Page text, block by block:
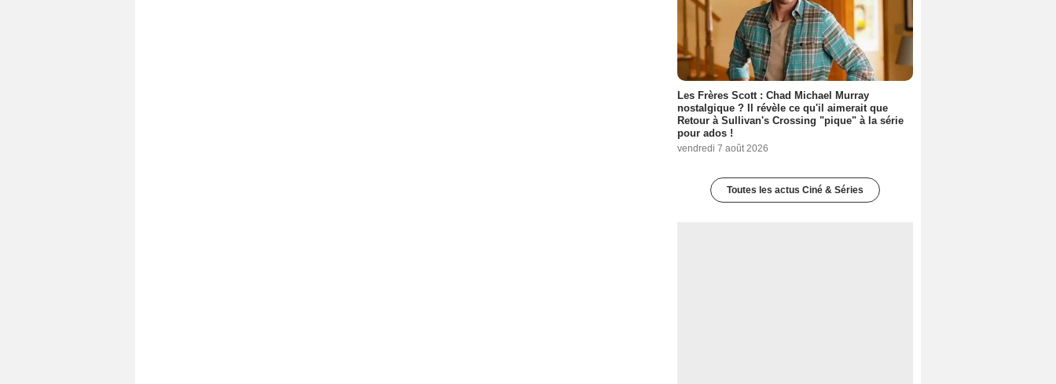
Les Frères Scott : Chad Michael Murray
nostalgique ? Il révèle ce qu'il aimerait que
Retour à Sullivan's Crossing "pique" à la série
pour ados !
vendredi 7 août 2026
Toutes les actus Ciné & Séries